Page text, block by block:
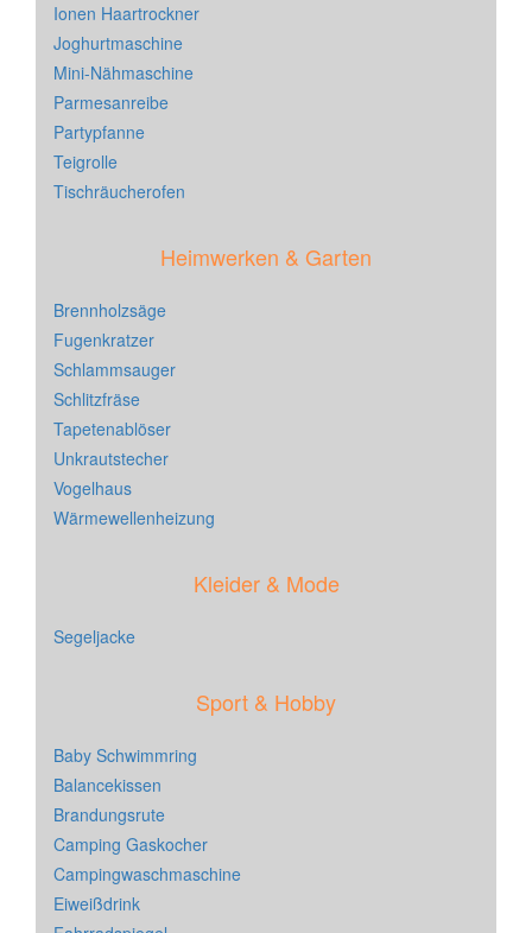
Ionen Haartrockner
Joghurtmaschine
Mini-Nähmaschine
Parmesanreibe
Partypfanne
Teigrolle
Tischräucherofen
Heimwerken & Garten
Brennholzsäge
Fugenkratzer
Schlammsauger
Schlitzfräse
Tapetenablöser
Unkrautstecher
Vogelhaus
Wärmewellenheizung
Kleider & Mode
Segeljacke
Sport & Hobby
Baby Schwimmring
Balancekissen
Brandungsrute
Camping Gaskocher
Campingwaschmaschine
Eiweißdrink